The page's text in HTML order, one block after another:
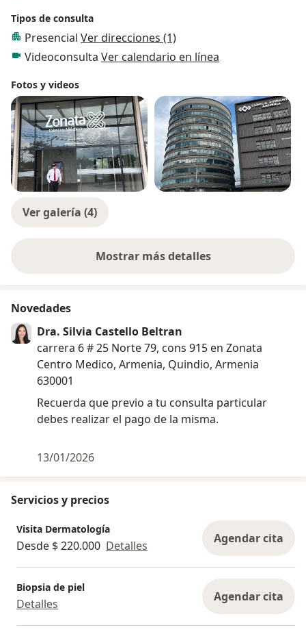
Tipos de consulta
Presencial Ver direcciones (1)
Videoconsulta Ver calendario en línea
Fotos y videos
Ver galería (4)
Mostrar más detalles
sobre la experiencia
Novedades
Dra. Silvia Castello Beltran
carrera 6 # 25 Norte 79, cons 915 en Zonata
Centro Medico, Armenia, Quindio, Armenia
630001
Recuerda que previo a tu consulta particular
debes realizar el pago de la misma.
13/01/2026
Servicios y precios
Visita Dermatología
Desde $ 220.000 Detalles Agendar cita
Biopsia de piel
Detalles Agendar cita